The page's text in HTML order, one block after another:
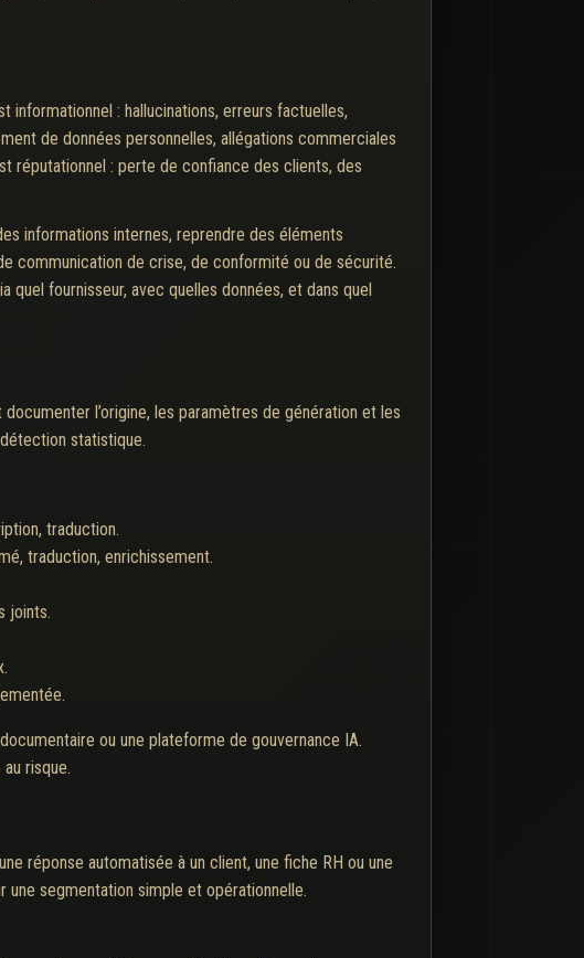
informationnel : hallucinations, erreurs factuelles,
de données personnelles, allégations commerciales
réputationnel : perte de confiance des clients, des
informations internes, reprendre des éléments
communication de crise, de conformité ou de sécurité.
fournisseur, avec quelles données, et dans quel
l’origine, les paramètres de génération et les
statistique.
traduction.
traduction, enrichissement.
joints.
ou une plateforme de gouvernance IA.
risque.
réponse automatisée à un client, une fiche RH ou une
segmentation simple et opérationnelle.